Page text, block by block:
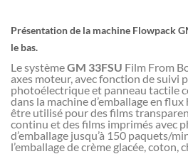
Présentation de la machine Flowpack
le bas.
Le systèmeGM 33FSU Film From
axes moteur, avec fonction de suivi
photoélectrique et panneau tactile
dans la machine d’emballage en
être utilisé pour des films
continu et des films imprimés avec
d’emballage jusqu’à 150 paquets/
l’emballage de crème glacée, coton,